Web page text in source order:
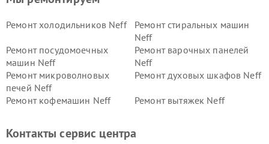
Ремонт холодильников Neff
Ремонт стиральных машин
Neff
Ремонт посудомоечных
машин Neff
Ремонт варочных панелей
Neff
Ремонт микроволновых
печей Neff
Ремонт духовых шкафов Neff
Ремонт кофемашин Neff Ремонт вытяжек Neff
Контакты сервис центра